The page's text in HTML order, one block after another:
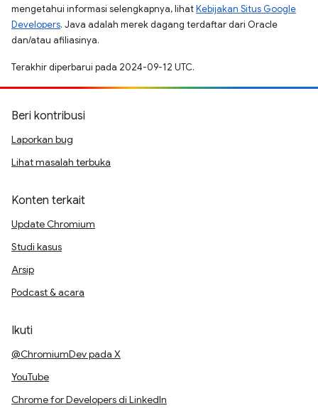
mengetahui informasi selengkapnya, lihatKebijakan Situs Google
Developers. Java adalah merek dagang terdaftar dari Oracle
dan/atau afiliasinya.
Terakhir diperbarui pada 2024-09-12 UTC.
Beri kontribusi
Laporkan bug
Lihat masalah terbuka
Konten terkait
Update Chromium
Studi kasus
Arsip
Podcast & acara
Ikuti
@ChromiumDev pada X
YouTube
Chrome for Developers di LinkedIn